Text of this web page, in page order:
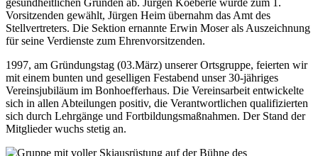
gesundheitlichen Gründen ab. Jürgen Koeberle wurde zum 1.
Vorsitzenden gewählt, Jürgen Heim übernahm das Amt des
Stellvertreters. Die Sektion ernannte Erwin Moser als Auszeichnung
für seine Verdienste zum Ehrenvorsitzenden.
1997, am Gründungstag (03.März) unserer Ortsgruppe, feierten wir
mit einem bunten und geselligen Festabend unser 30-jähriges
Vereinsjubiläum im Bonhoefferhaus. Die Vereinsarbeit entwickelte
sich in allen Abteilungen positiv, die Verantwortlichen qualifizierten
sich durch Lehrgänge und Fortbildungsmaßnahmen. Der Stand der
Mitglieder wuchs stetig an.